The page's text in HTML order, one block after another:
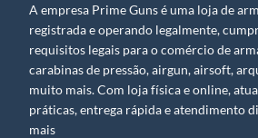
A empresa Prime Guns é uma loja de
registrada e operando legalmente,
requisitos legais para o comércio de
carabinas de pressão, airgun, airsoft,
muito mais. Com loja física e online,
práticas, entrega rápida e atendimento
mais